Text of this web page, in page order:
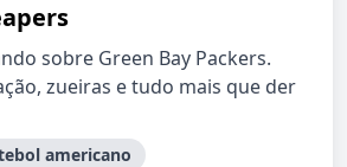
sobre Green Bay Packers.
zueiras e tudo mais que der
americano